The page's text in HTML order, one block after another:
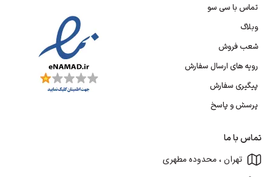
تماس با سی سو
وبلاگ
شعب فروش
رویه های ارسال سفارش
پیگیری سفارش
پرسش و پاسخ
تماس با ما
تهران ، محدوده مطهری